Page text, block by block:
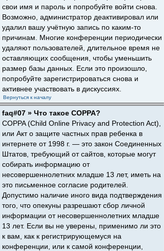
свои имя и пароль и попробуйте войти снова.
Возможно, администратор деактивировал или
удалил вашу учётную запись по каким-то
причинам. Многие конференции периодически
удаляют пользователей, длительное время не
оставляющих сообщения, чтобы уменьшить
размер базы данных. Если это произошло,
попробуйте зарегистрироваться снова и
активнее участвовать в дискуссиях.
Вернуться к началу
faq#07 » Что такое COPPA?
COPPA (Child Online Privacy and Protection Act),
или Акт о защите частных прав ребенка в
интернете от 1998 г. — это закон Соединенных
Штатов, требующий от сайтов, которые могут
собирать информацию от
несовершеннолетних младше 13 лет, иметь на
это письменное согласие родителей.
Допустимо наличие иного вида подтверждения
того, что опекуны разрешают сбор личной
информации от несовершеннолетних младше
13 лет. Если вы не уверены, применимо ли это
к вам, как к регистрирующемуся на
конференции, или к самой конференции,